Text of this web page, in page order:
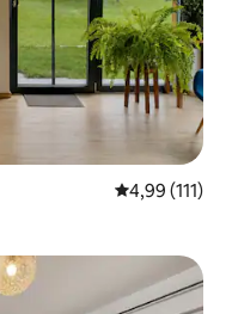
Priemerné
4,99 (111)